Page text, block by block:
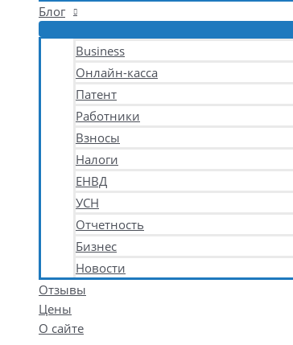
Блог
Business
Онлайн-касса
Патент
Работники
Взносы
Налоги
ЕНВД
УСН
Отчетность
Бизнес
Новости
Отзывы
Цены
О сайте